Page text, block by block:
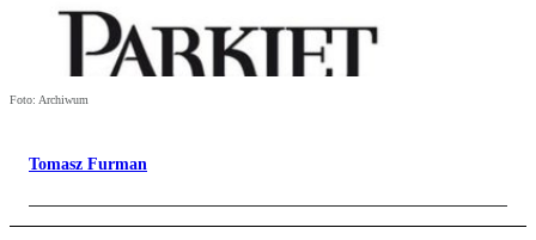
Foto: Archiwum
Tomasz Furman